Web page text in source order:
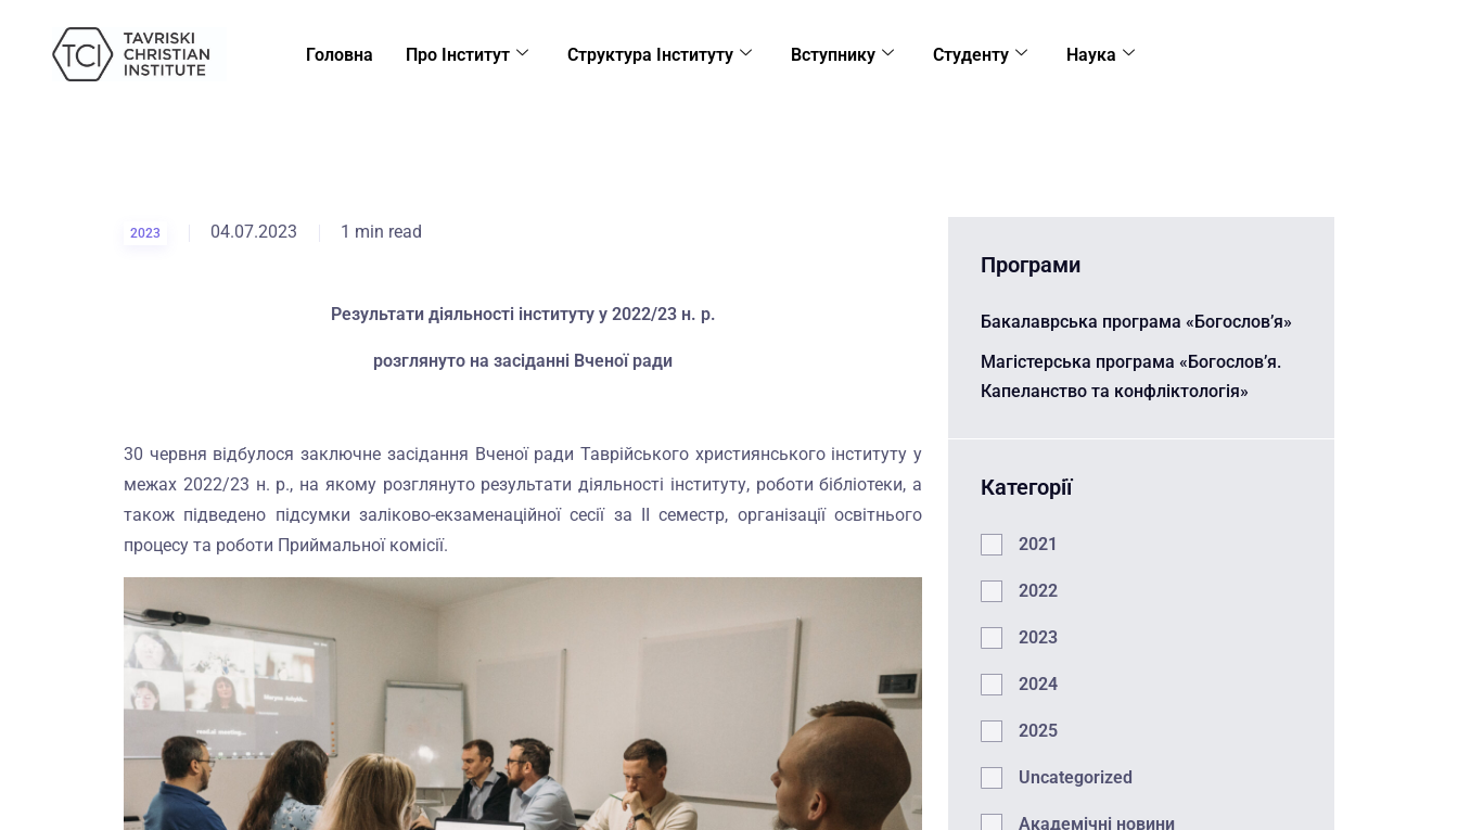
Головна Про Інститут Структура Інституту Вступнику Студенту Наука
2023 04.07.2023 1 min read
Результати діяльності інституту у 2022/23 н. р.
розглянуто на засіданні Вченої ради
30 червня відбулося заключне засідання Вченої ради Таврійського християнського інституту у
межах 2022/23 н. р., на якому розглянуто результати діяльності інституту, роботи бібліотеки, а
також підведено підсумки заліково-екзаменаційної сесії за ІІ семестр, організації освітнього
процесу та роботи Приймальної комісії.
Програми
Бакалаврська програма «Богослов’я»
Магістерська програма «Богослов’я.
Капеланство та конфліктологія»
Категорії
2021
2022
2023
2024
2025
Uncategorized
Академічні новини